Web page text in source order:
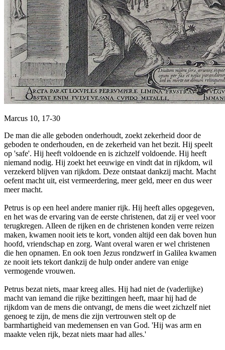
Marcus 10, 17-30
De man die alle geboden onderhoudt, zoekt zekerheid door de
geboden te onderhouden, en de zekerheid van het bezit. Hij speelt
op 'safe'. Hij heeft voldoende en is zichzelf voldoende. Hij heeft
niemand nodig. Hij zoekt het eeuwige en vindt dat in rijkdom, wil
verzekerd blijven van rijkdom. Deze ontstaat dankzij macht. Macht
oefent macht uit, eist vermeerdering, meer geld, meer en dus weer
meer macht.
Petrus is op een heel andere manier rijk. Hij heeft alles opgegeven,
en het was de ervaring van de eerste christenen, dat zij er veel voor
terugkregen. Alleen de rijken en de christenen konden verre reizen
maken, kwamen nooit iets te kort, vonden altijd een dak boven hun
hoofd, vriendschap en zorg. Want overal waren er wel christenen
die hen opnamen. En ook toen Jezus rondzwerf in Galilea kwamen
ze nooit iets tekort dankzij de hulp onder andere van enige
vermogende vrouwen.
Petrus bezat niets, maar kreeg alles. Hij had niet de (vaderlijke)
macht van iemand die rijke bezittingen heeft, maar hij had de
rijkdom van de mens die ontvangt, de mens die weet zichzelf niet
genoeg te zijn, de mens die zijn vertrouwen stelt op de
barmhartigheid van medemensen en van God. 'Hij was arm en
maakte velen rijk, bezat niets maar had alles.'